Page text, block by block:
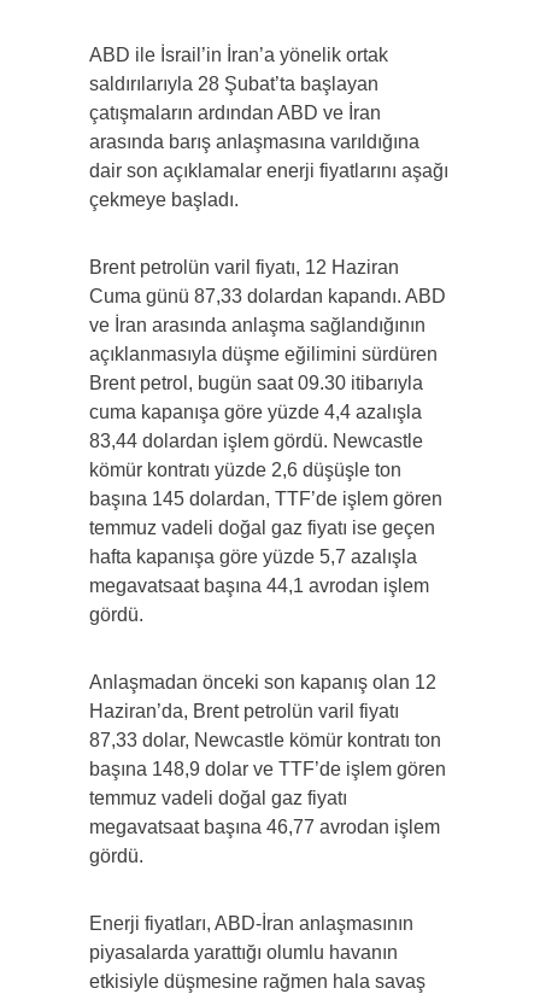
ABD ile İsrail’in İran’a yönelik ortak
saldırılarıyla 28 Şubat’ta başlayan
çatışmaların ardından ABD ve İran
arasında barış anlaşmasına varıldığına
dair son açıklamalar enerji fiyatlarını aşağı
çekmeye başladı.
Brent petrolün varil fiyatı, 12 Haziran
Cuma günü 87,33 dolardan kapandı. ABD
ve İran arasında anlaşma sağlandığının
açıklanmasıyla düşme eğilimini sürdüren
Brent petrol, bugün saat 09.30 itibarıyla
cuma kapanışa göre yüzde 4,4 azalışla
83,44 dolardan işlem gördü. Newcastle
kömür kontratı yüzde 2,6 düşüşle ton
başına 145 dolardan, TTF’de işlem gören
temmuz vadeli doğal gaz fiyatı ise geçen
hafta kapanışa göre yüzde 5,7 azalışla
megavatsaat başına 44,1 avrodan işlem
gördü.
Anlaşmadan önceki son kapanış olan 12
Haziran’da, Brent petrolün varil fiyatı
87,33 dolar, Newcastle kömür kontratı ton
başına 148,9 dolar ve TTF’de işlem gören
temmuz vadeli doğal gaz fiyatı
megavatsaat başına 46,77 avrodan işlem
gördü.
Enerji fiyatları, ABD-İran anlaşmasının
piyasalarda yarattığı olumlu havanın
etkisiyle düşmesine rağmen hala savaş